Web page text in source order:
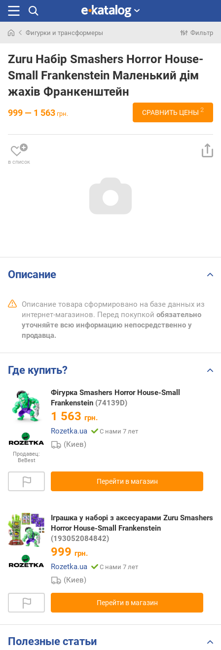
раньше
Фигурки и трансформеры Фильтр
Zuru Набір Smashers Horror House-
Small Frankenstein Маленький дім
жахів Франкенштейн
999 — 1 563 грн. СРАВНИТЬ ЦЕНЫ 2
в список
Описание
Описание товара сформировано на базе данных из
интернет-магазинов. Перед покупкой обязательно
уточняйте всю информацию непосредственно у
продавца.
Где купить?
Продавец:
BeBest
Фігурка Smashers Horror House-Small
Frankenstein (74139D)
1 563 грн.
Rozetka.ua
С нами 7 лет
(Киев)
Перейти в магазин
Іграшка у наборі з аксесуарами Zuru Smashers
Horror House-Small Frankenstein
(193052084842)
999 грн.
Rozetka.ua
С нами 7 лет
(Киев)
Перейти в магазин
Полезные статьи